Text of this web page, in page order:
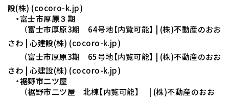
設(株) (cocoro-k.jp)
・富士市厚原３期
（富士市厚原3期 64号地【内覧可能】 | (株)不動産のおお
さわ | 心建設(株) (cocoro-k.jp)
（富士市厚原3期 65号地【内覧可能】 | (株)不動産のおお
さわ | 心建設(株) (cocoro-k.jp)
・裾野市二ツ屋
（裾野市二ツ屋 北棟【内覧可能】 | (株)不動産のおお